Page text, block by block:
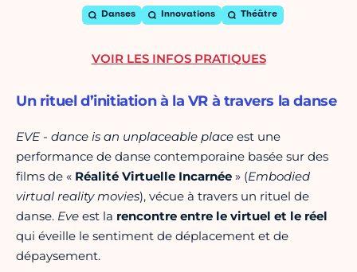
Danses Innovations Théâtre
Un rituel d’initiation à la VR à travers la danse
EVE - dance is an unplaceable place est une
performance de danse contemporaine basée sur des
films de « Réalité Virtuelle Incarnée » (Embodied
virtual reality movies), vécue à travers un rituel de
danse. Eve est la rencontre entre le virtuel et le réel
qui éveille le sentiment de déplacement et de
dépaysement.
VOIR LES INFOS PRATIQUES